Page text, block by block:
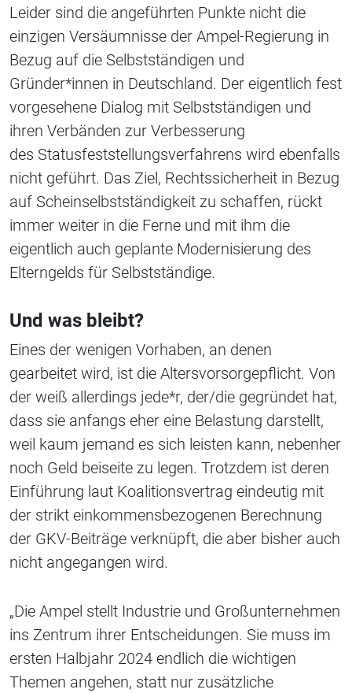
Leider sind die angeführten Punkte nicht die
einzigen Versäumnisse der Ampel-Regierung in
Bezug auf die Selbstständigen und
Gründer*innen in Deutschland. Der eigentlich fest
vorgesehene Dialog mit Selbstständigen und
ihren Verbänden zur Verbesserung
des Statusfeststellungsverfahrens wird ebenfalls
nicht geführt. Das Ziel, Rechtssicherheit in Bezug
auf Scheinselbstständigkeit zu schaffen, rückt
immer weiter in die Ferne und mit ihm die
eigentlich auch geplante Modernisierung des
Elterngelds für Selbstständige.
Und was bleibt?
Eines der wenigen Vorhaben, an denen
gearbeitet wird, ist die Altersvorsorgepflicht. Von
der weiß allerdings jede*r, der/die gegründet hat,
dass sie anfangs eher eine Belastung darstellt,
weil kaum jemand es sich leisten kann, nebenher
noch Geld beiseite zu legen. Trotzdem ist deren
Einführung laut Koalitionsvertrag eindeutig mit
der strikt einkommensbezogenen Berechnung
der GKV-Beiträge verknüpft, die aber bisher auch
nicht angegangen wird.
„Die Ampel stellt Industrie und Großunternehmen
ins Zentrum ihrer Entscheidungen. Sie muss im
ersten Halbjahr 2024 endlich die wichtigen
Themen angehen, statt nur zusätzliche